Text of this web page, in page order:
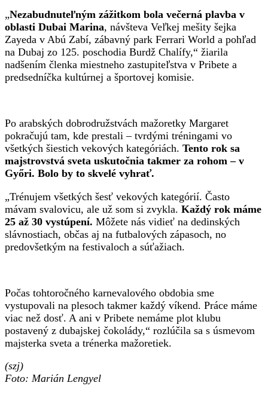
„Nezabudnuteľným zážitkom bola večerná plavba v
oblasti Dubai Marina, návšteva Veľkej mešity šejka
Zayeda v Abú Zabí, zábavný park Ferrari World a pohľad
na Dubaj zo 125. poschodia Burdž Chalífy,“ žiarila
nadšením členka miestneho zastupiteľstva v Pribete a
predsedníčka kultúrnej a športovej komisie.
Po arabských dobrodružstvách mažoretky Margaret
pokračujú tam, kde prestali – tvrdými tréningami vo
všetkých šiestich vekových kategóriách. Tento rok sa
majstrovstvá sveta uskutočnia takmer za rohom – v
Győri. Bolo by to skvelé vyhrať.
„Trénujem všetkých šesť vekových kategórií. Často
mávam svalovicu, ale už som si zvykla. Každý rok máme
25 až 30 vystúpení. Môžete nás vidieť na dedinských
slávnostiach, občas aj na futbalových zápasoch, no
predovšetkým na festivaloch a súťažiach.
Počas tohtoročného karnevalového obdobia sme
vystupovali na plesoch takmer každý víkend. Práce máme
viac než dosť. A ani v Pribete nemáme plot klubu
postavený z dubajskej čokolády,“ rozlúčila sa s úsmevom
majsterka sveta a trénerka mažoretiek.
(szj)
Foto: Marián Lengyel